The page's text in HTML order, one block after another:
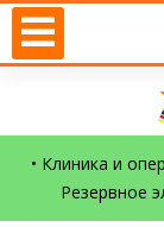
• Клиника и
Резервное